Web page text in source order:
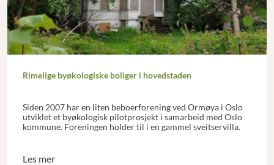
Rimelige byøkologiske boliger i hovedstaden
Siden 2007 har en liten beboerforening ved Ormøya i Oslo
utviklet et byøkologisk pilotprosjekt i samarbeid med Oslo
kommune. Foreningen holder til i en gammel sveitservilla.
Les mer